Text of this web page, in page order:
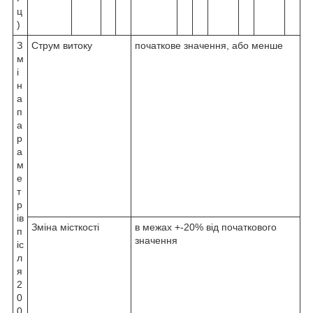
ц
)
З
м
і
н
а
п
а
р
а
м
е
т
р
ів
п
іс
л
я
2
0
0
Струм витоку початкове значення, або менше
Зміна місткості
в межах +-20% від початкового
значення